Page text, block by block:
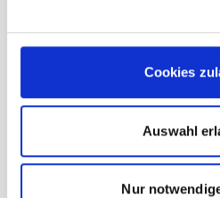
Cookies
Auswahl
Nur
YKK® Zipper
Abdeckklappe
Brusttasche mit YKK®
Per Kordelzug
Regulierbare,